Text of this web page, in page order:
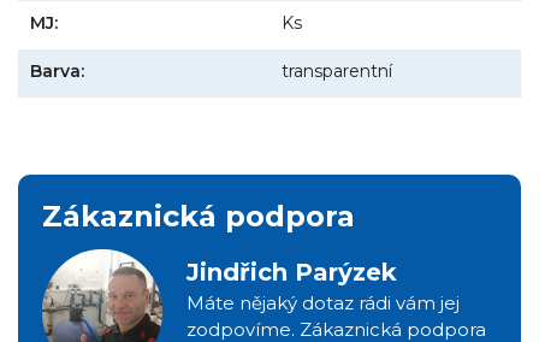
MJ: Ks
Barva: transparentní
Zákaznická podpora
Jindřich Parýzek
Máte nějaký dotaz rádi vám jej
zodpovíme. Zákaznická podpora